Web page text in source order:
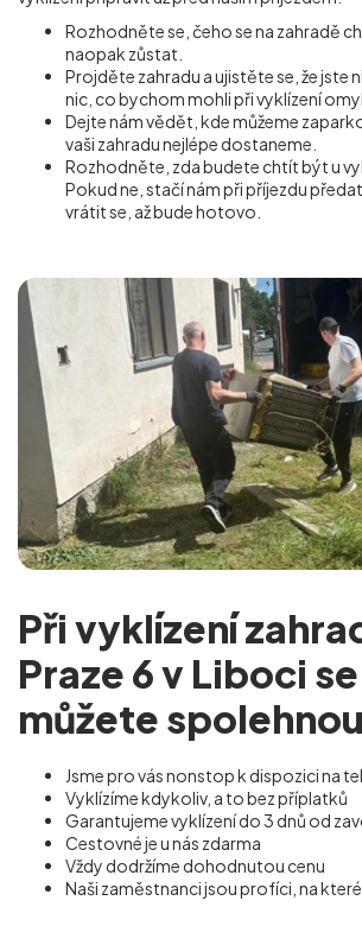
Rozhodněte se, čeho se na zahradě
naopak zůstat.
Projděte zahradu a ujistěte se, že jste
nic, co bychom mohli při vyklízení
Dejte nám vědět, kde můžeme
vaši zahradu nejlépe dostaneme.
Rozhodněte, zda budete chtít být u
Pokud ne, stačí nám při příjezdu
vrátit se, až bude hotovo.
Při vyklízení
Praze 6 v Liboci
můžete
Jsme pro vás nonstop k dispozici na
Vyklízíme kdykoliv, a to bez příplatků
Garantujeme vyklízení do 3 dnů od
Cestovné je u nás zdarma
Vždy dodržíme dohodnutou cenu
Naši zaměstnanci jsou profíci, na